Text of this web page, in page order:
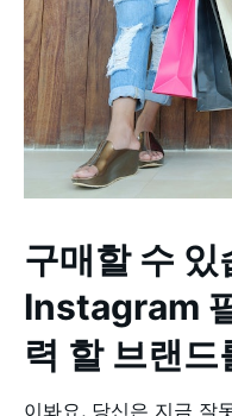
구매할 수 있
Instagram
력 할 브랜
이봐요, 당신은 지금 잘